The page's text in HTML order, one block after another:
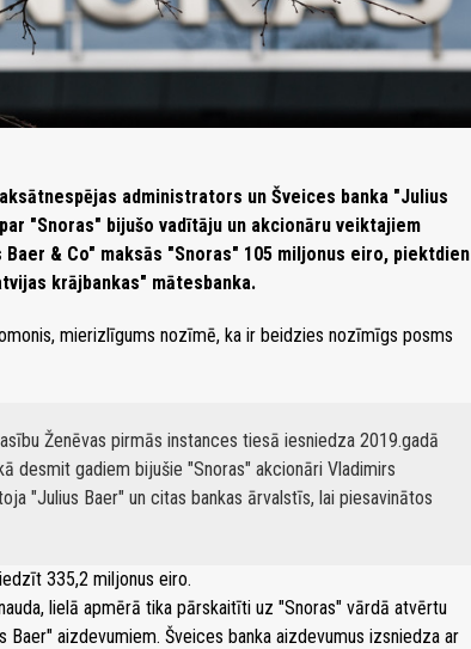
administrators un Šveices banka "Julius
"Snoras" bijušo vadītāju un akcionāru veiktajiem
& Co" maksās "Snoras" 105 miljonus eiro, piektdien
krājbankas" mātesbanka.
mierizlīgums nozīmē, ka ir beidzies nozīmīgs posms
Ženēvas pirmās instances tiesā iesniedza 2019.gadā
desmit gadiem bijušie "Snoras" akcionāri Vladimirs
"Julius Baer" un citas bankas ārvalstīs, lai piesavinātos
335,2 miljonus eiro.
lielā apmērā tika pārskaitīti uz "Snoras" vārdā atvērtu
aizdevumiem. Šveices banka aizdevumus izsniedza ar